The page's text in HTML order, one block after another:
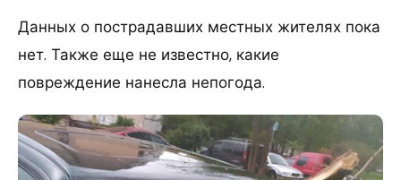
Данных о пострадавших местных жителях пока
нет. Также еще не известно, какие
повреждение нанесла непогода.